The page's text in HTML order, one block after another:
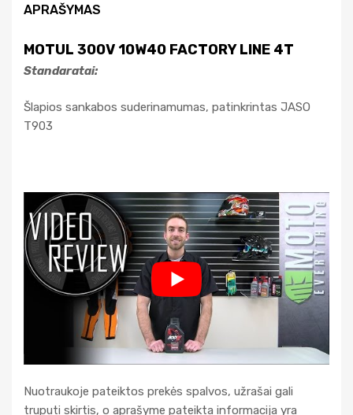
APRAŠYMAS
MOTUL 300V 10W40 FACTORY LINE 4T
Standaratai:
Šlapios sankabos suderinamumas, patinkrintas JASO
T903
Nuotraukoje pateiktos prekės spalvos, užrašai gali
truputi skirtis, o aprašyme pateikta informacija yra